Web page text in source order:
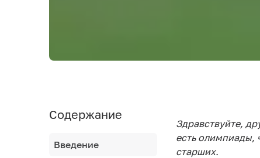
Содержание
Введение
Здравствуйте,
есть олимпиады,
старших.